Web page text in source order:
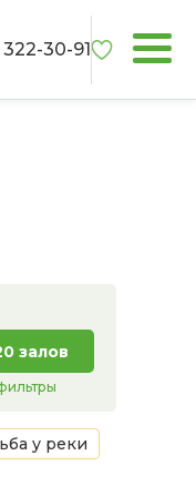
30-91
залов
у реки